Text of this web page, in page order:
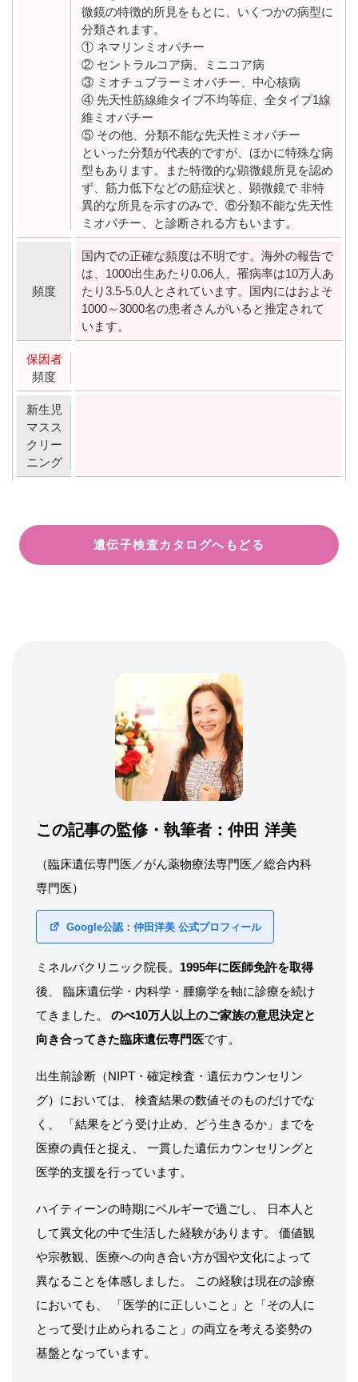
微鏡の特徴的所見をもとに、いくつかの病型に
分類されます。
① ネマリンミオパチー
② セントラルコア病、ミニコア病
③ ミオチュブラーミオパチー、中心核病
④ 先天性筋線維タイプ不均等症、全タイプ1線
維ミオパチー
⑤ その他、分類不能な先天性ミオパチー
といった分類が代表的ですが、ほかに特殊な病
型もあります。また特徴的な顕微鏡所見を認め
ず、筋力低下などの筋症状と、顕微鏡で 非特
異的な所見を示すのみで、⑥分類不能な先天性
ミオパチー、と診断される方もいます。
頻度
国内での正確な頻度は不明です。海外の報告で
は、1000出生あたり0.06人、罹病率は10万人あ
たり3.5-5.0人とされています。国内にはおよそ
1000～3000名の患者さんがいると推定されて
います。
保因者
頻度
新生児
マスス
クリー
ニング
遺伝子検査カタログへもどる
この記事の監修・執筆者：仲田 洋美
（臨床遺伝専門医／がん薬物療法専門医／総合内科
専門医）
Google公認：仲田洋美 公式プロフィール
ミネルバクリニック院長。 1995年に医師免許を取得
後、 臨床遺伝学・内科学・腫瘍学を軸に診療を続け
てきました。 のべ10万人以上のご家族の意思決定と
向き合ってきた臨床遺伝専門医です。
出生前診断（NIPT・確定検査・遺伝カウンセリン
グ）においては、 検査結果の数値そのものだけでな
く、 「結果をどう受け止め、どう生きるか」までを
医療の責任と捉え、 一貫した遺伝カウンセリングと
医学的支援を行っています。
ハイティーンの時期にベルギーで過ごし、 日本人と
して異文化の中で生活した経験があります。 価値観
や宗教観、医療への向き合い方が国や文化によって
異なることを体感しました。 この経験は現在の診療
においても、 「医学的に正しいこと」と「その人に
とって受け止められること」の両立を考える姿勢の
基盤となっています。